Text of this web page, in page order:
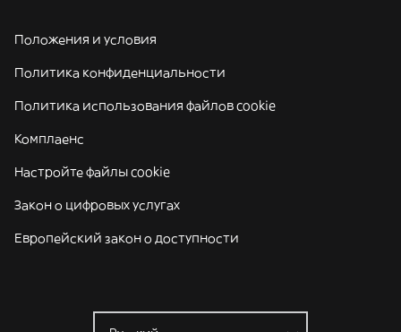
Положения и условия
Политика конфиденциальности
Политика использования файлов cookie
Комплаенс
Настройте файлы cookie
Закон о цифровых услугах
Европейский закон о доступности